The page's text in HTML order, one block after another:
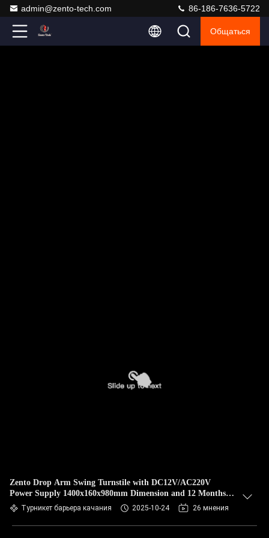
admin@zento-tech.com 86-186-7636-5722
Общаться
Zento Drop Arm Swing Turnstile with DC12V/AC220V
Power Supply 1400x160x980mm Dimension and 12 Months
Warranty
Турникет барьера качания 2025-10-24 26 мнения